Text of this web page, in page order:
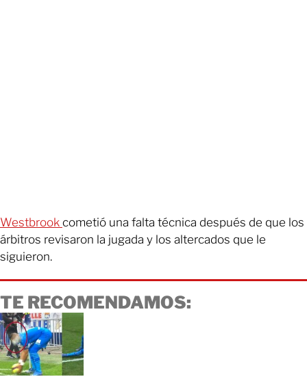
Westbrook cometió una falta técnica después de que los
árbitros revisaron la jugada y los altercados que le
siguieron.
TE RECOMENDAMOS: